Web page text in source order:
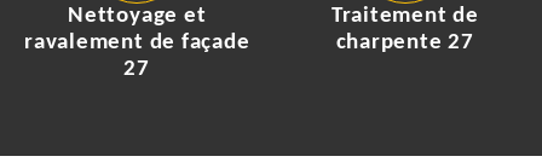
Nettoyage et
ravalement de façade
27
Traitement de
charpente 27